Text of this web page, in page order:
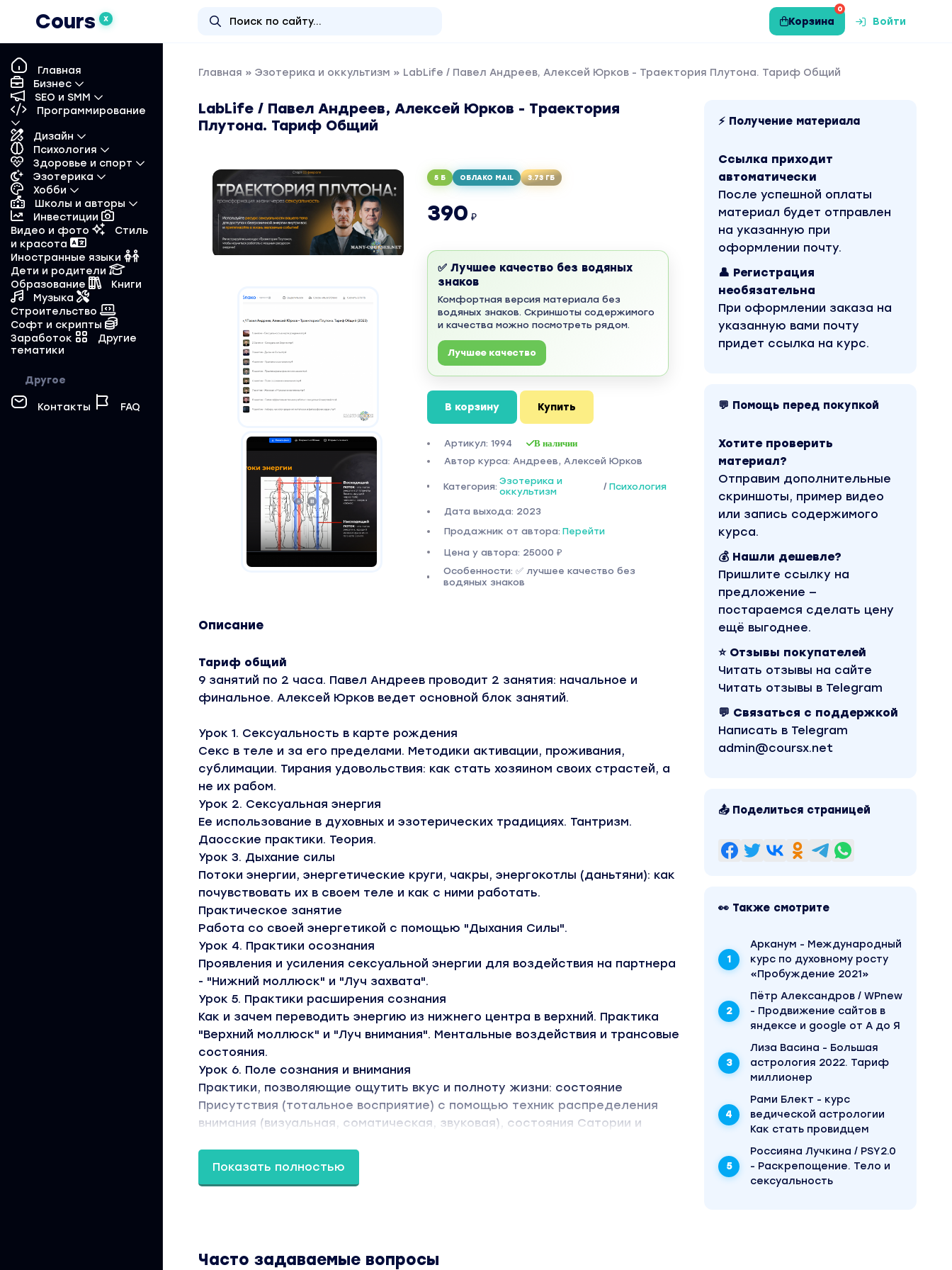
Cours X
0
Корзина Войти
Главная
Бизнес
SEO и SMM
Программирование
Дизайн
Психология
Здоровье и спорт
Эзотерика
Хобби
Школы и авторы
Инвестиции
Видео и фото
Стиль
и красота
Иностранные языки
Дети и родители
Образование
Книги
Музыка
Строительство
Софт и скрипты
Заработок
Другие
тематики
Другое
Контакты FAQ
Главная » Эзотерика и оккультизм » LabLife / Павел Андреев, Алексей Юрков - Траектория Плутона. Тариф Общий
LabLife / Павел Андреев, Алексей Юрков - Траектория
Плутона. Тариф Общий
5 Б ОБЛАКО MAIL 3.73 ГБ
390 ₽
✅ Лучшее качество без водяных
знаков
Комфортная версия материала без
водяных знаков. Скриншоты содержимого
и качества можно посмотреть рядом.
Лучшее качество
В корзину Купить
Артикул: 1994 В наличии
Автор курса: Андреев, Алексей Юрков
Категория: Эзотерика и
оккультизм
/ Психология
Дата выхода: 2023
Продажник от автора: Перейти
Цена у автора: 25000 ₽
Особенности: ✅ лучшее качество без
водяных знаков
Описание
Тариф общий
9 занятий по 2 часа. Павел Андреев проводит 2 занятия: начальное и
финальное. Алексей Юрков ведет основной блок занятий.
Урок 1. Сексуальность в карте рождения
Секс в теле и за его пределами. Методики активации, проживания,
сублимации. Тирания удовольствия: как стать хозяином своих страстей, а
не их рабом.
Урок 2. Сексуальная энергия
Ее использование в духовных и эзотерических традициях. Тантризм.
Даосские практики. Теория.
Урок 3. Дыхание силы
Потоки энергии, энергетические круги, чакры, энергокотлы (даньтяни): как
почувствовать их в своем теле и как с ними работать.
Практическое занятие
Работа со своей энергетикой с помощью "Дыхания Силы".
Урок 4. Практики осознания
Проявления и усиления сексуальной энергии для воздействия на партнера
- "Нижний моллюск" и "Луч захвата".
Урок 5. Практики расширения сознания
Как и зачем переводить энергию из нижнего центра в верхний. Практика
"Верхний моллюск" и "Луч внимания". Ментальные воздействия и трансовые
состояния.
Урок 6. Поле сознания и внимания
Практики, позволяющие ощутить вкус и полноту жизни: состояние
Присутствия (тотальное восприятие) с помощью техник распределения
внимания (визуальная, соматическая, звуковая), состояния Сатории и
Либидо как ключ решения житейских и философских задач.
Показать полностью
⚡ Получение материала
Ссылка приходит
автоматически
После успешной оплаты
материал будет отправлен
на указанную при
оформлении почту.
👤 Регистрация
необязательна
При оформлении заказа на
указанную вами почту
придет ссылка на курс.
💬 Помощь перед покупкой
Хотите проверить
материал?
Отправим дополнительные
скриншоты, пример видео
или запись содержимого
курса.
💰 Нашли дешевле?
Пришлите ссылку на
предложение —
постараемся сделать цену
ещё выгоднее.
⭐ Отзывы покупателей
Читать отзывы на сайте
Читать отзывы в Telegram
💬 Связаться с поддержкой
Написать в Telegram
admin@coursx.net
📤 Поделиться страницей
👀 Также смотрите
Арканум - Международный
курс по духовному росту
«Пробуждение 2021»
Пётр Александров / WPnew
- Продвижение сайтов в
яндексе и google от А до Я
Лиза Васина - Большая
астрология 2022. Тариф
миллионер
Рами Блект - курс
ведической астрологии
Как стать провидцем
Россияна Лучкина / PSY2.0
- Раскрепощение. Тело и
сексуальность
Часто задаваемые вопросы